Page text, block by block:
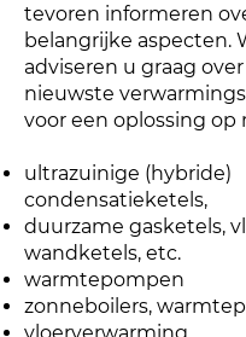
tevoren informeren
belangrijke aspecten.
adviseren u graag
nieuwste
voor een oplossing op
ultrazuinige (hybride)
condensatieketels,
duurzame gasketels,
wandketels, etc.
warmtepompen
zonneboilers,